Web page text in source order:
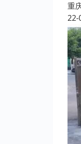
重
22-